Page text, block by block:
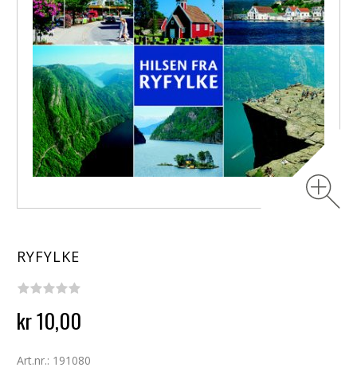
RYFYLKE
kr 10,00
Art.nr.: 191080